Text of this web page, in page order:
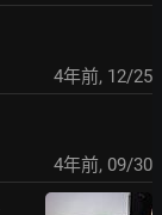
4年前, 12/25
4年前, 09/30